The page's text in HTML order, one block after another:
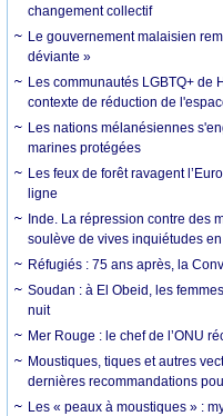
changement collectif
Le gouvernement malaisien
déviante »
Les communautés LGBTQ+ de
contexte de réduction de
Les nations mélanésiennes
marines protégées
Les feux de forêt ravagent
ligne
Inde. La répression contre des
soulève de vives inquiétudes
Réfugiés : 75 ans après, la
Soudan : à El Obeid, les
nuit
Mer Rouge : le chef de l’ONU
Moustiques, tiques et autres
dernières recommandations
Les « peaux à moustiques » :